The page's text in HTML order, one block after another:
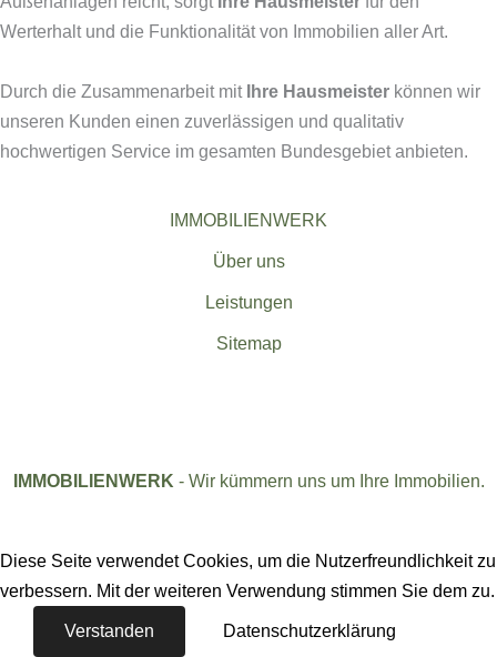
Werterhalt und die Funktionalität von Immobilien aller Art.
Durch die Zusammenarbeit mit Ihre Hausmeister können wir
unseren Kunden einen zuverlässigen und qualitativ
hochwertigen Service im gesamten Bundesgebiet anbieten.
IMMOBILIENWERK
Über uns
Leistungen
Sitemap
IMMOBILIENWERK - Wir kümmern uns um Ihre Immobilien.
Diese Seite verwendet Cookies, um die Nutzerfreundlichkeit zu
verbessern. Mit der weiteren Verwendung stimmen Sie dem zu.
Verstanden Datenschutzerklärung